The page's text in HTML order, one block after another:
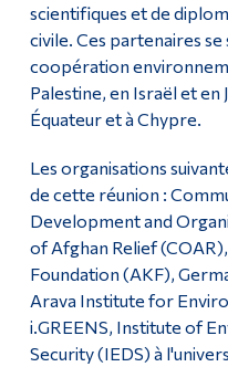
scientifiques et de
civile. Ces partenaires
coopération
Palestine, en Israël et en
Équateur et à Chypre.
Les organisations
de cette réunion :
Development and
of Afghan Relief
Foundation (AKF),
Arava Institute for
i.GREENS, Institute of
Security (IEDS) à